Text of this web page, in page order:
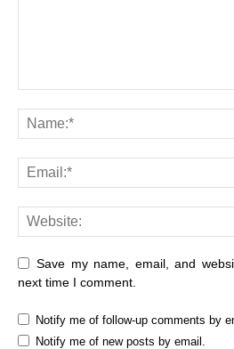
Save my name, email, and
next time I comment.
Notify me of follow-up comments by
Notify me of new posts by email.